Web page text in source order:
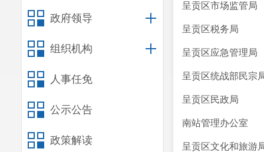
政府领导
组织机构
人事任免
公示公告
政策解读
呈贡区市场监管局
呈贡区税务局
呈贡区应急管理局
呈贡区统战部民宗
呈贡区民政局
南站管理办公室
呈贡区文化和旅游